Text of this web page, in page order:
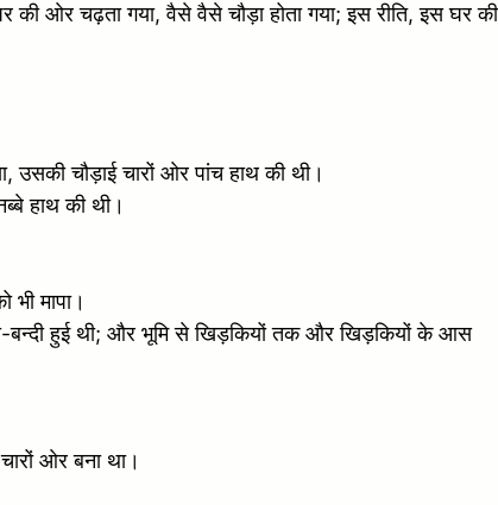
ओर चढ़ता गया, वैसे वैसे चौड़ा होता गया; इस रीति, इस घर की
उसकी चौड़ाई चारों ओर पांच हाथ की थी।
हाथ की थी।
मापा।
बन्दी हुई थी; और भूमि से खिड़कियों तक और खिड़कियों के आस
ओर बना था।